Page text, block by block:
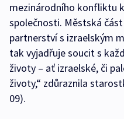
mezinárodního konfliktu
společnosti. Městská
partnerství s izraelským
tak vyjadřuje soucit s
životy – ať izraelské, či
životy,“ zdůraznila
09).